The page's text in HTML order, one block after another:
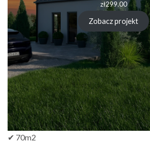
zł299.00
Zobacz projekt
✔ 70m2